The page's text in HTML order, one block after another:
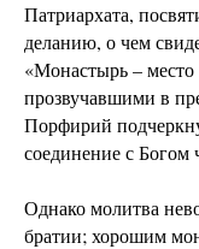
Патриархата,
деланию, о чем
«Монастырь –
прозвучавшими в
Порфирий
соединение с Богом
Однако молитва
братии; хорошим